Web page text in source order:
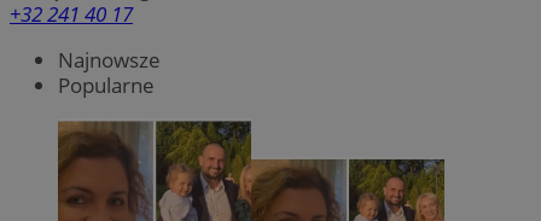
+32 241 40 17
Najnowsze
Popularne